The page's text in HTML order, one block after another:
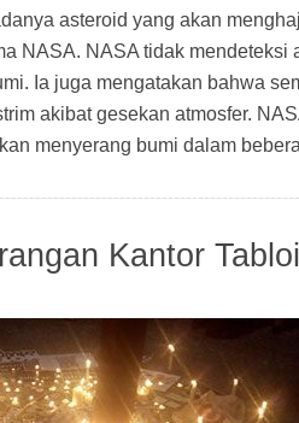
asteroid yang akan
NASA. NASA tidak mendeteksi
Ia juga mengatakan bahwa
akibat gesekan atmosfer.
menyerang bumi dalam
Kantor